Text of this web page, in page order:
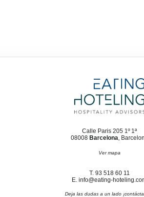
Calle Paris 205 1º 1ª
08008 Barcelona,
Ver mapa
T. 93 518 60 11
E. info@eating-
Deja las dudas a un lado